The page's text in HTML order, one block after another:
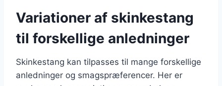
Variationer af skinkestang
til forskellige anledninger
Skinkestang kan tilpasses til mange forskellige
anledninger og smagspræferencer. Her er